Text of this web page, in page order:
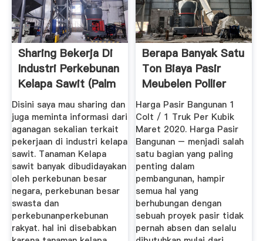
Sharing Bekerja Di
Industri Perkebunan
Kelapa Sawit (Palm
...
Disini saya mau sharing dan
juga meminta informasi dari
aganagan sekalian terkait
pekerjaan di industri kelapa
sawit. Tanaman Kelapa
sawit banyak dibudidayakan
oleh perkebunan besar
negara, perkebunan besar
swasta dan
perkebunanperkebunan
rakyat. hal ini disebabkan
Berapa Banyak Satu
Ton Biaya Pasir
Meubelen Pollier
Harga Pasir Bangunan 1
Colt / 1 Truk Per Kubik
Maret 2020. Harga Pasir
Bangunan – menjadi salah
satu bagian yang paling
penting dalam
pembangunan, hampir
semua hal yang
berhubungan dengan
sebuah proyek pasir tidak
pernah absen dan selalu